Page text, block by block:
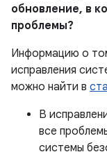
обновление, в
проблемы?
Информацию о
исправления
можно найти в
В
все
системы